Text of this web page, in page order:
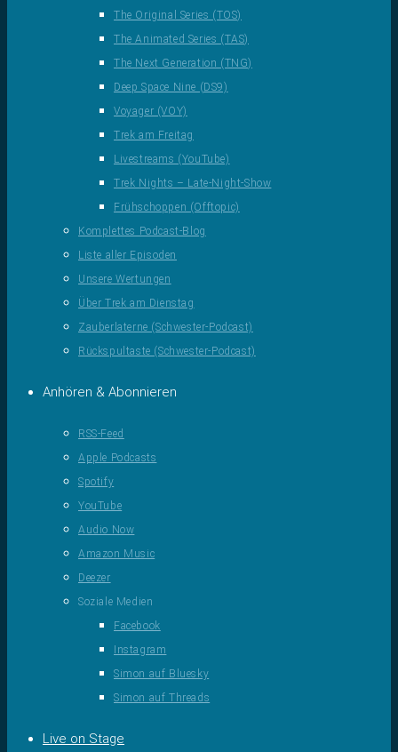
The Original Series (TOS)
The Animated Series (TAS)
The Next Generation (TNG)
Deep Space Nine (DS9)
Voyager (VOY)
Trek am Freitag
Livestreams (YouTube)
Trek Nights – Late-Night-Show
Frühschoppen (Offtopic)
Komplettes Podcast-Blog
Liste aller Episoden
Unsere Wertungen
Über Trek am Dienstag
Zauberlaterne (Schwester-Podcast)
Rückspultaste (Schwester-Podcast)
Anhören & Abonnieren
RSS-Feed
Apple Podcasts
Spotify
YouTube
Audio Now
Amazon Music
Deezer
Soziale Medien
Facebook
Instagram
Simon auf Bluesky
Simon auf Threads
Live on Stage